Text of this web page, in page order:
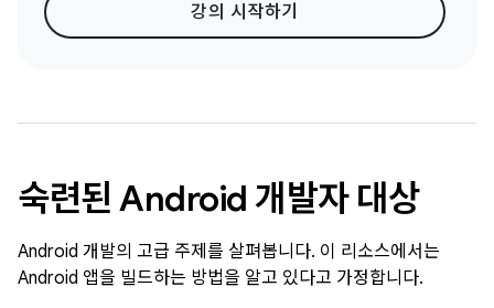
강의 시작하기
숙련된 Android 개발자 대상
Android 개발의 고급 주제를 살펴봅니다. 이 리소스에서는
Android 앱을 빌드하는 방법을 알고 있다고 가정합니다.